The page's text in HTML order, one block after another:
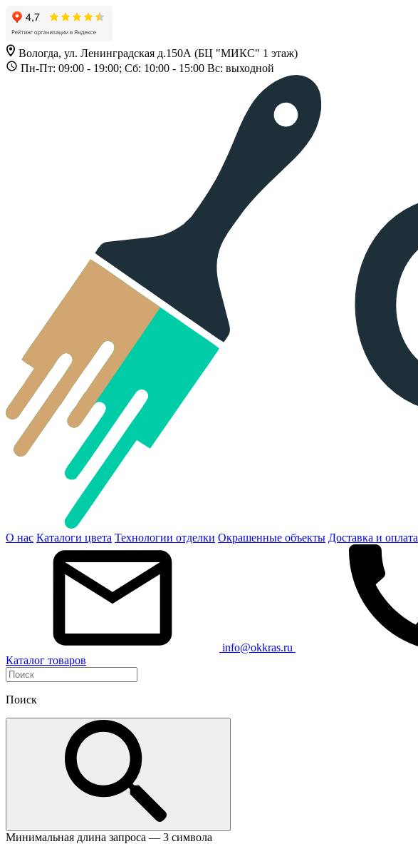
Вологда, ул. Ленинградская д.150А (БЦ "МИКС" 1 этаж)
Пн-Пт: 09:00 - 19:00; Сб: 10:00 - 15:00 Вс: выходной
О нас Каталоги цвета Технологии отделки Окрашенные объекты Доставка и оплата
info@okkras.ru
Каталог товаров
Поиск
Минимальная длина запроса — 3 символа